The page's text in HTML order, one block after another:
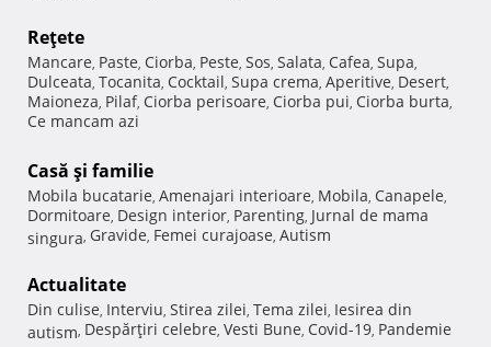
Reţete
Mancare, Paste, Ciorba, Peste, Sos, Salata, Cafea, Supa,
Dulceata, Tocanita, Cocktail, Supa crema, Aperitive, Desert,
Maioneza, Pilaf, Ciorba perisoare, Ciorba pui, Ciorba burta,
Ce mancam azi
Casă şi familie
Mobila bucatarie, Amenajari interioare, Mobila, Canapele,
Dormitoare, Design interior, Parenting, Jurnal de mama
singura, Gravide, Femei curajoase, Autism
Actualitate
Din culise, Interviu, Stirea zilei, Tema zilei, Iesirea din
autism, Despărţiri celebre, Vesti Bune, Covid-19, Pandemie